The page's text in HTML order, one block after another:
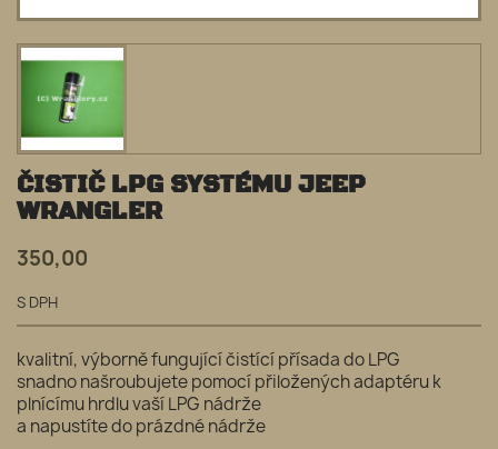
ČISTIČ LPG SYSTÉMU JEEP
WRANGLER
350,00
S DPH
kvalitní, výborně fungující čistící přísada do LPG
snadno našroubujete pomocí přiložených adaptéru k
plnícímu hrdlu vaší LPG nádrže
a napustíte do prázdné nádrže